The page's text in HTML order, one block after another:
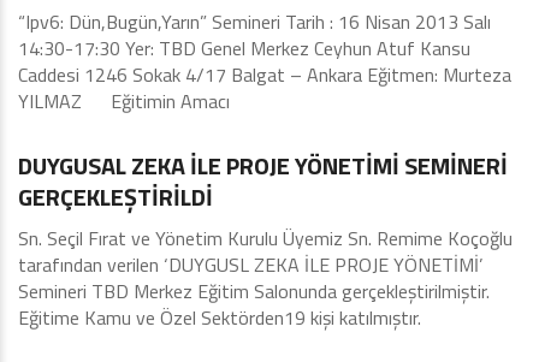
“Ipv6: Dün,Bugün,Yarın” Semineri Tarih : 16 Nisan 2013 Salı
14:30-17:30 Yer: TBD Genel Merkez Ceyhun Atuf Kansu
Caddesi 1246 Sokak 4/17 Balgat – Ankara Eğitmen: Murteza
YILMAZ Eğitimin Amacı
Eğitimler - Seminerler
DUYGUSAL ZEKA İLE PROJE YÖNETİMİ SEMİNERİ
GERÇEKLEŞTİRİLDİ
Sn. Seçil Fırat ve Yönetim Kurulu Üyemiz Sn. Remime Koçoğlu
tarafından verilen ‘DUYGUSL ZEKA İLE PROJE YÖNETİMİ’
Semineri TBD Merkez Eğitim Salonunda gerçekleştirilmiştir.
Eğitime Kamu ve Özel Sektörden19 kişi katılmıştır.
Eğitimler - Seminerler